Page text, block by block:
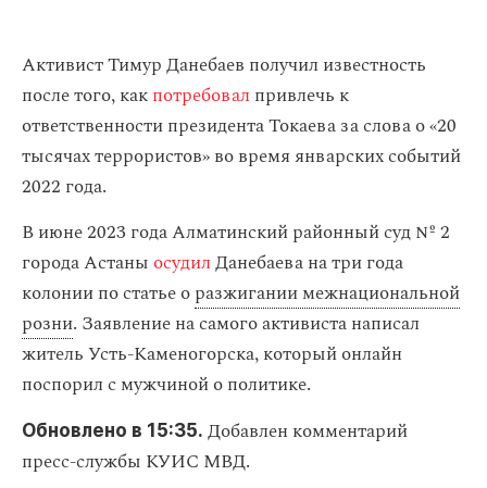
Активист Тимур Данебаев получил известность
после того, какпотребовал привлечь к
ответственности президента Токаева за слова о «20
тысячах террористов» во время январских событий
2022 года.
В июне 2023 года Алматинский районный суд № 2
города Астаны осудилДанебаева на три года
колонии по статье оразжигании межнациональной
розни. Заявление на самого активиста написал
житель Усть-Каменогорска, который онлайн
поспорил с мужчиной о политике.
Обновлено в 15:35. Добавлен комментарий
пресс-службы КУИС МВД.